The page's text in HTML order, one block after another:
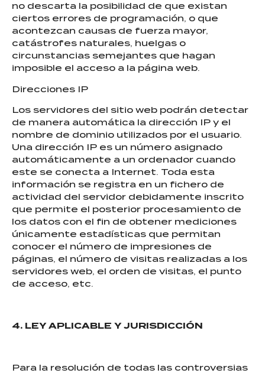
no descarta la posibilidad de que existan
ciertos errores de programación, o que
acontezcan causas de fuerza mayor,
catástrofes naturales, huelgas o
circunstancias semejantes que hagan
imposible el acceso a la página web.
Direcciones IP
Los servidores del sitio web podrán detectar
de manera automática la dirección IP y el
nombre de dominio utilizados por el usuario.
Una dirección IP es un número asignado
automáticamente a un ordenador cuando
este se conecta a Internet. Toda esta
información se registra en un fichero de
actividad del servidor debidamente inscrito
que permite el posterior procesamiento de
los datos con el fin de obtener mediciones
únicamente estadísticas que permitan
conocer el número de impresiones de
páginas, el número de visitas realizadas a los
servidores web, el orden de visitas, el punto
de acceso, etc.
4. LEY APLICABLE Y JURISDICCIÓN
Para la resolución de todas las controversias